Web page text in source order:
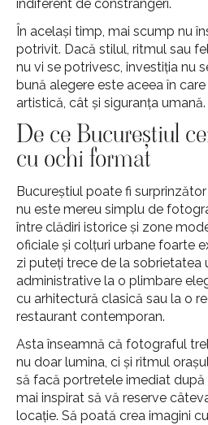
indiferent de constrângeri.
În același timp, mai scump nu
potrivit. Dacă stilul, ritmul sau
nu vi se potrivesc, investiția nu
bună alegere este aceea în
artistică, cât și siguranța umană.
De ce Bucureștiul
cu ochi format
Bucureștiul poate fi
nu este mereu simplu de
între clădiri istorice și zone
oficiale și colțuri urbane foarte
zi puteți trece de la sobrietatea
administrative la o plimbare
cu arhitectură clasică sau la o
restaurant contemporan.
Asta înseamnă că fotograful
nu doar lumina, ci și ritmul
să facă portretele imediat
mai inspirat să vă reserve
locație. Să poată crea imagini